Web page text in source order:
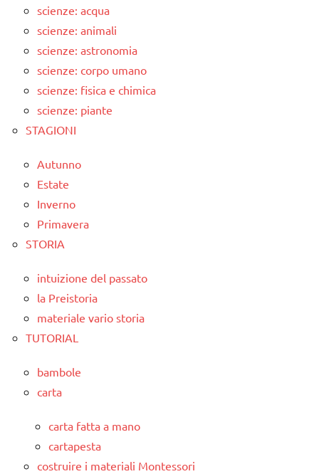
scienze: acqua
scienze: animali
scienze: astronomia
scienze: corpo umano
scienze: fisica e chimica
scienze: piante
STAGIONI
Autunno
Estate
Inverno
Primavera
STORIA
intuizione del passato
la Preistoria
materiale vario storia
TUTORIAL
bambole
carta
carta fatta a mano
cartapesta
costruire i materiali Montessori